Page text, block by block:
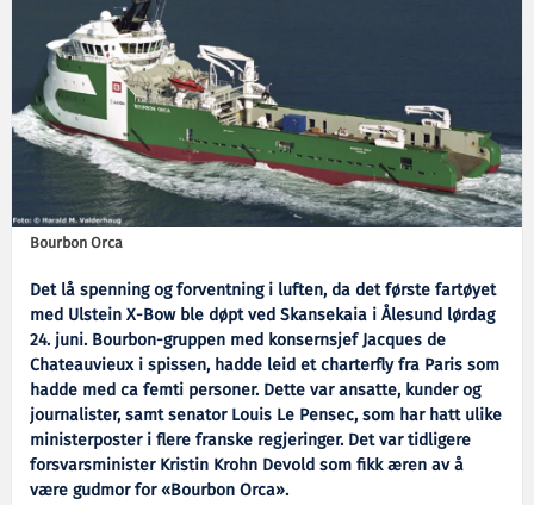
Bourbon Orca
Det lå spenning og forventning i luften, da det første fartøyet
med Ulstein X-Bow ble døpt ved Skansekaia i Ålesund lørdag
24. juni. Bourbon-gruppen med konsernsjef Jacques de
Chateauvieux i spissen, hadde leid et charterfly fra Paris som
hadde med ca femti personer. Dette var ansatte, kunder og
journalister, samt senator Louis Le Pensec, som har hatt ulike
ministerposter i flere franske regjeringer. Det var tidligere
forsvarsminister Kristin Krohn Devold som fikk æren av å
være gudmor for «Bourbon Orca».